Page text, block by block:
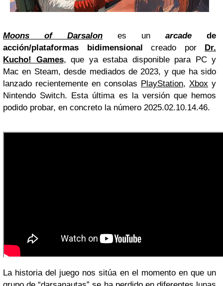
Moons of Darsalon es un arcade de
acción/plataformas bidimensional creado por Dr.
Kucho! Games, que ya estaba disponible para PC y
Mac en Steam, desde mediados de 2023, y que ha sido
lanzado recientemente en consolas PlayStation, Xbox y
Nintendo Switch. Esta última es la versión que hemos
podido probar, en concreto la número 2025.02.10.14.46.
La historia del juego nos sitúa en el momento en que un